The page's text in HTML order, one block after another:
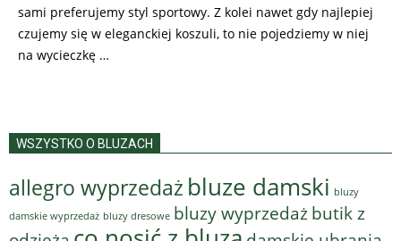
sami preferujemy styl sportowy. Z kolei nawet gdy najlepiej
czujemy się w eleganckiej koszuli, to nie pojedziemy w niej
na wycieczkę …
WSZYSTKO O BLUZACH
allegro wyprzedaż bluze damski bluzy
damskie wyprzedaż bluzy dresowe bluzy wyprzedaż butik z